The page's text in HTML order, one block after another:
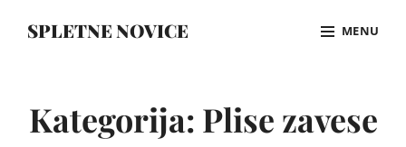
SPLETNE NOVICE MENU
Kategorija: Plise zavese